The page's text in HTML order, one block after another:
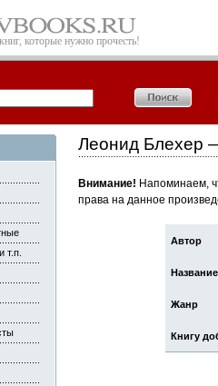
которые нужно прочесть!
т.п.
Леонид Блехер
Внимание! Напоминаем,
права на данное
Автор
Название
Жанр
Книгу